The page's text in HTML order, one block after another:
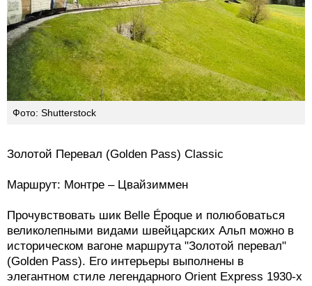
Фото: Shutterstock
Золотой Перевал (Golden Pass) Classic
Маршрут: Монтре – Цвайзиммен
Прочувствовать шик Belle Époque и полюбоваться
великолепными видами швейцарских Альп можно в
историческом вагоне маршрута "Золотой перевал"
(Golden Pass). Его интерьеры выполнены в
элегантном стиле легендарного Orient Express 1930-х